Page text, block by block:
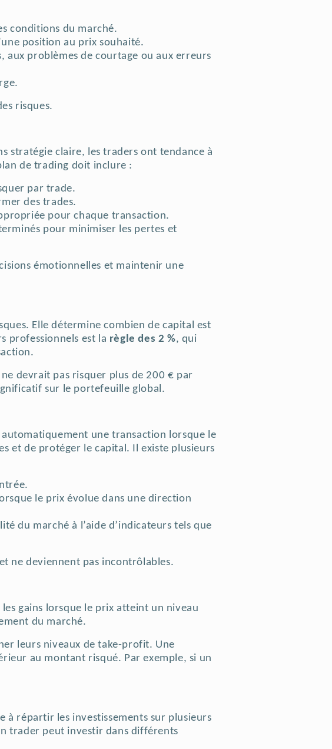
conditions du marché.
position au prix souhaité.
aux problèmes de courtage ou aux erreurs
risques.
stratégie claire, les traders ont tendance à
de trading doit inclure :
par trade.
des trades.
pour chaque transaction.
pour minimiser les pertes et
émotionnelles et maintenir une
Elle détermine combien de capital est
professionnels est la règle des 2 %, qui
devrait pas risquer plus de 200 € par
sur le portefeuille global.
une transaction lorsque le
et de protéger le capital.
Il existe plusieurs
le prix évolue dans une direction
du marché à l’aide d’indicateurs tels que
ne deviennent pas incontrôlables.
gains lorsque le prix atteint un niveau
du marché.
leurs niveaux de take-profit. Une
au montant risqué. Par exemple, si un
à répartir les investissements sur plusieurs
trader peut investir dans différents